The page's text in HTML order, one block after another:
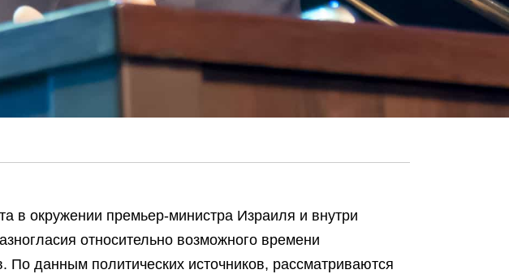
в окружении премьер-министра Израиля и внутри
относительно возможного времени
данным политических источников, рассматриваются